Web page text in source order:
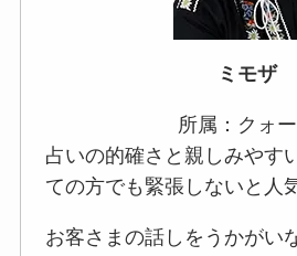
ミモザ
所属：クォ
占いの的確さと親しみやす
ての方でも緊張しないと人
お客さまの話しをうかがい